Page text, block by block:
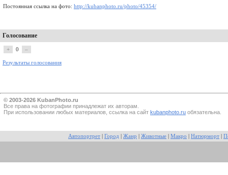
Постоянная ссылка на фото: http://kubanphoto.ru/photo/45354/
Голосование
+ 0 –
Результаты голосования
© 2003-2026 KubanPhoto.ru
Все прaва на фотографии принадлежат их авторам.
При использовании любых материалов, ссылка на сайт kubanphoto.ru обязательна.
Автопортрет Город Жанр Животные Макро Натюрморт